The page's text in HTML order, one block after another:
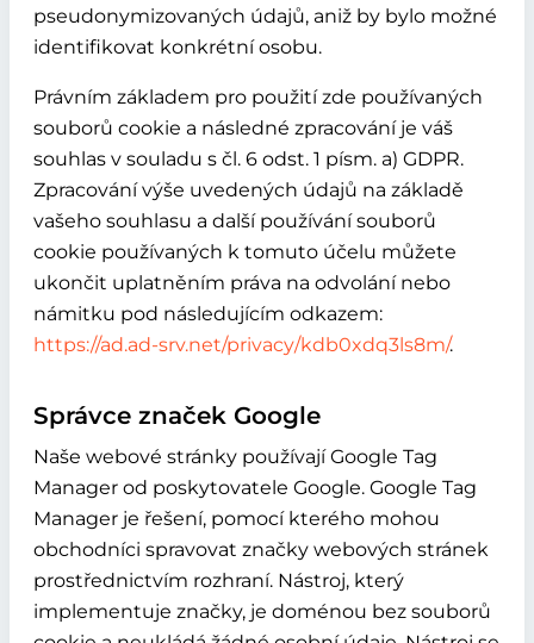
pseudonymizovaných údajů, aniž by bylo možné
identifikovat konkrétní osobu.
Právním základem pro použití zde používaných
souborů cookie a následné zpracování je váš
souhlas v souladu s čl. 6 odst. 1 písm. a) GDPR.
Zpracování výše uvedených údajů na základě
vašeho souhlasu a další používání souborů
cookie používaných k tomuto účelu můžete
ukončit uplatněním práva na odvolání nebo
námitku pod následujícím odkazem:
https://ad.ad-srv.net/privacy/kdb0xdq3ls8m/.
Správce značek Google
Naše webové stránky používají Google Tag
Manager od poskytovatele Google. Google Tag
Manager je řešení, pomocí kterého mohou
obchodníci spravovat značky webových stránek
prostřednictvím rozhraní. Nástroj, který
implementuje značky, je doménou bez souborů